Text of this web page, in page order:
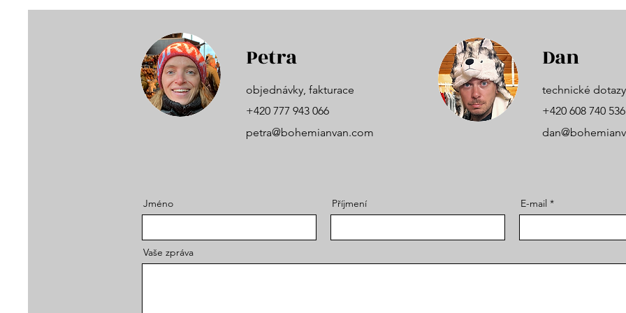
Petra
objednávky, fakturace
+420 777 943 066
petra@bohemianvan.com
Dan
technické dotazy
+420 608 740 536
Jméno Příjmení E-mail
Vaše zpráva